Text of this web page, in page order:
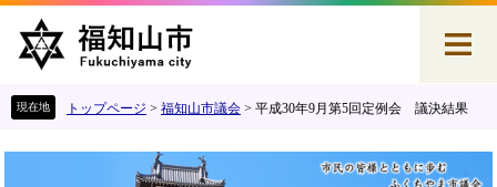
で
ば
トップページ > 福知山市議会 > 平成30年9月第5回定例会 議決結果